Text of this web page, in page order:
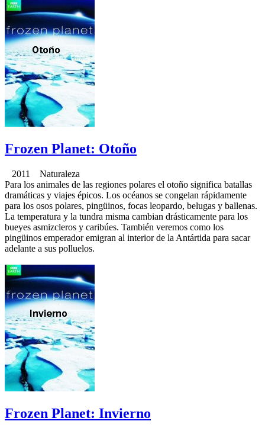
Frozen Planet: Otoño
2011 Naturaleza
Para los animales de las regiones polares el otoño significa batallas
dramáticas y viajes épicos. Los océanos se congelan rápidamente
para los osos polares, pingüinos, focas leopardo, belugas y ballenas.
La temperatura y la tundra misma cambian drásticamente para los
bueyes asmizcleros y caribúes. También veremos como los
pingüinos emperador emigran al interior de la Antártida para sacar
adelante a sus polluelos.
Frozen Planet: Invierno